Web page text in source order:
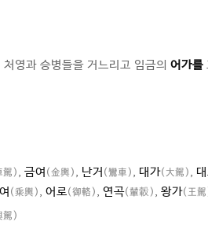
영과 승병들을 거느리고 임금의 어가를
駕) , 금여 (金輿) , 난거 (鸞車) , 대가(大駕) ,
(乘輿) , 어로(御輅) , 연곡(輦轂) , 왕가(王
駕)